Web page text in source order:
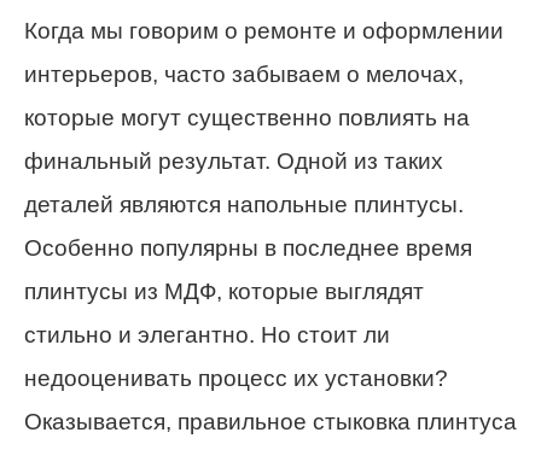
Когда мы говорим о ремонте и оформлении
интерьеров, часто забываем о мелочах,
которые могут существенно повлиять на
финальный результат. Одной из таких
деталей являются напольные плинтусы.
Особенно популярны в последнее время
плинтусы из МДФ, которые выглядят
стильно и элегантно. Но стоит ли
недооценивать процесс их установки?
Оказывается, правильное стыковка плинтуса